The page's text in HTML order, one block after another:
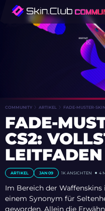
COMMUNITY ARTIKEL FADE-MUSTER-
FADE-
CS2:
ARTIKEL JAN 09 1K ANSICHTEN 4
Im Bereich der Waffenskins
einem Synonym für
geworden. Allein die